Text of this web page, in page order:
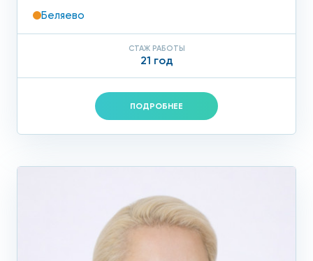
Беляево
СТАЖ РАБОТЫ
21 год
ПОДРОБНЕЕ